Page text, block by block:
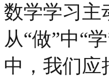
数学学习主
从“做”中“
中，我们应